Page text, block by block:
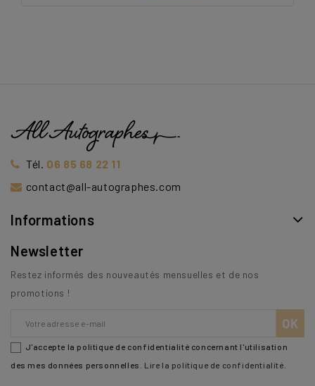
Tél. 06 85 68 22 11
contact@all-autographes.com
Informations
Newsletter
Restez informés des nouveautés mensuelles et de nos
promotions !
J'accepte la politique de confidentialité concernant l'utilisation
des mes données personnelles. Lire la politique de confidentialité